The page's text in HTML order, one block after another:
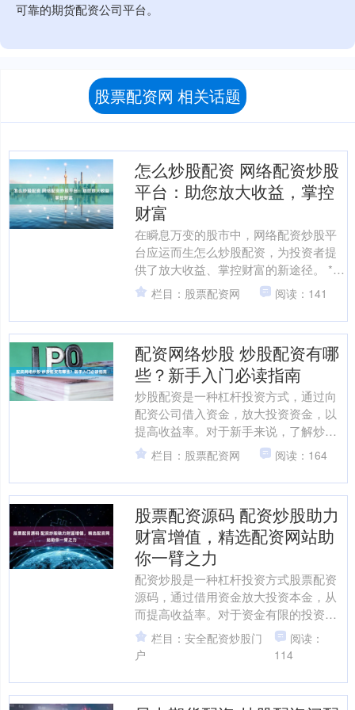
可靠的期货配资公司平台。
股票配资网 相关话题
怎么炒股配资 网络配资炒股
平台：助您放大收益，掌控
财富
在瞬息万变的股市中，网络配资炒股平
台应运而生怎么炒股配资，为投资者提
供了放大收益、掌控财富的新途径。 * **
放大收益率：**通过放大交易本金，投资
者可以获得更....
栏目：股票配资网 阅读：141
配资网络炒股 炒股配资有哪
些？新手入门必读指南
炒股配资是一种杠杆投资方式，通过向
配资公司借入资金，放大投资资金，以
提高收益率。对于新手来说，了解炒股
配资的类型和风险至关重要。 1. 深入研
究和了解股票市场：....
栏目：股票配资网 阅读：164
股票配资源码 配资炒股助力
财富增值，精选配资网站助
你一臂之力
配资炒股是一种杠杆投资方式股票配资
源码，通过借用资金放大投资本金，从
而提高收益率。对于资金有限的投资者
来说，配资炒股不失为一种快速增值财
富的途径。 确保平台受金....
栏目：安全配资炒股门
户
阅读：
114